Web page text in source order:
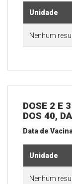
Unidade
Nenhum
DOSE 2 E
DOS 40,
Data de
Unidade
Nenhum